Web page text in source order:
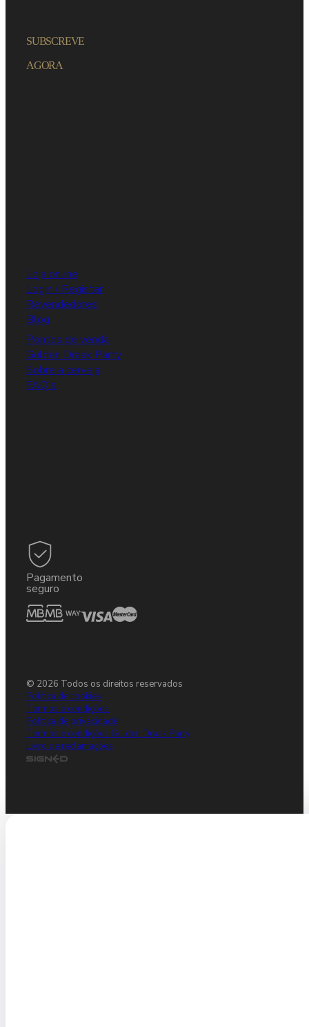
SUBSCREVE
AGORA
Loja online
Login / Registar
Revendedores
Blog
Pontos de venda
Gulden Draak Party
Sobre a cerveja
FAQ's
Pagamento
seguro
© 2026 Todos os direitos reservados
Política de cookies
Termos e condições
Política de privacidade
Termos e condições Gulden Draak Party
Livro de reclamações